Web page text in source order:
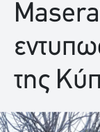
της